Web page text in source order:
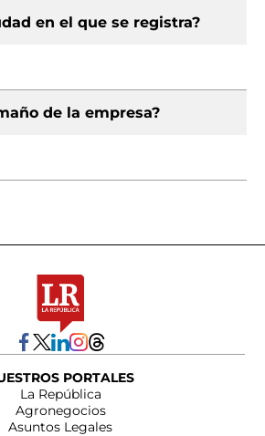
en el que se registra?
de la empresa?
PORTALES
La República
Agronegocios
Asuntos Legales